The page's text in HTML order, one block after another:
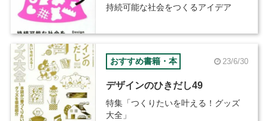
持続可能な社会をつくるアイデア
おすすめ書籍・本 23/6/30
デザインのひきだし49
特集「つくりたいを叶える！グッズ
大全」